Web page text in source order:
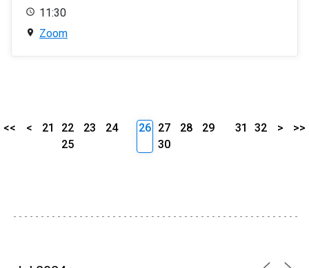
11:30
Zoom
<< < 21 22 23
24
25
26 27 28
29
30
31 32 > >>